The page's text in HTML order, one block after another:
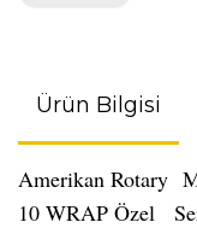
Ürün Bilgisi
Amerikan Rotary
10 WRAP Özel